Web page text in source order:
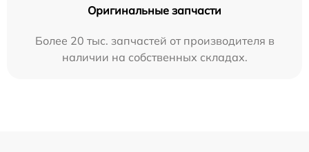
Оригинальные запчасти
Более 20 тыс. запчастей от производителя в
наличии на собственных складах.